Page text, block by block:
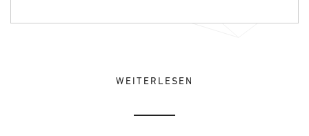
WEITERLESEN